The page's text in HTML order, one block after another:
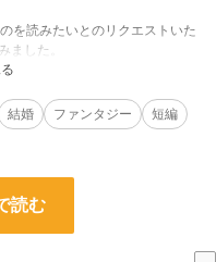
を読みたいとのリクエストいた
ました。
結婚 ファンタジー
短編
読む